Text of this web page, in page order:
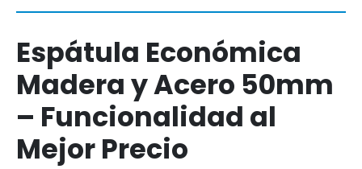
Espátula Económica
Madera y Acero 50mm
– Funcionalidad al
Mejor Precio